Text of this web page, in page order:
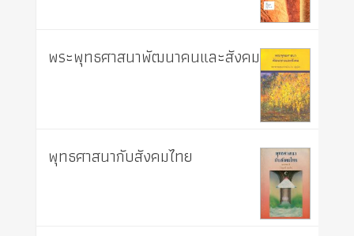
พระพุทธศาสนาพัฒนาคนและสังคม
พุทธศาสนากับสังคมไทย